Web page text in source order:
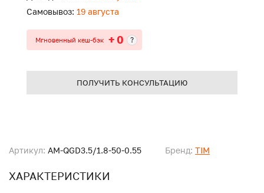
Артикул: AM-QGD3.5/1.8-50-0.55 Бренд: TIM
ХАРАКТЕРИСТИКИ
Самовывоз: 19 августа
Мгновенный кеш-бэк + 0 ?
ПОЛУЧИТЬ КОНСУЛЬТАЦИЮ